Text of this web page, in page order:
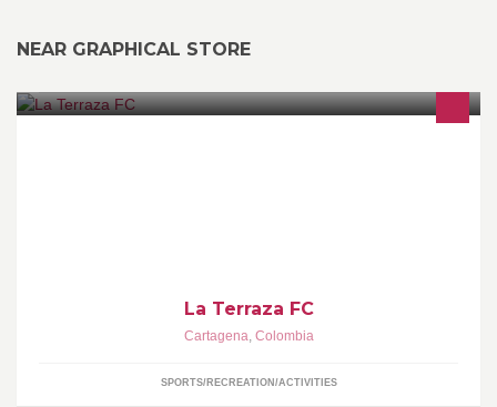
NEAR GRAPHICAL STORE
La Terraza FC
Cartagena, Colombia
SPORTS/RECREATION/ACTIVITIES